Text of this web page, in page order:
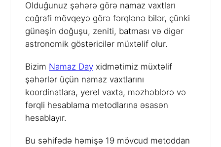
Olduğunuz şəhərə görə namaz vaxtları
coğrafi mövqeyə görə fərqlənə bilər, çünki
günəşin doğuşu, zeniti, batması və digər
astronomik göstəricilər müxtəlif olur.
Bizim Namaz Day xidmətimiz müxtəlif
şəhərlər üçün namaz vaxtlarını
koordinatlara, yerel vaxta, məzhəblərə və
fərqli hesablama metodlarına əsasən
hesablayır.
Bu səhifədə həmişə 19 mövcud metoddan